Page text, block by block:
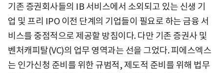
기존 증권회사들의 IB 서비스에서 소외되고 있는 신생 기
업 및 프리 IPO 이전 단계의 기업들이 필요로 하는 금융 서
비스를 중점적으로 제공할 방침이다. 다만 기존 증권사 및
벤처캐피탈(VC)의 업무 영역과는 선을 그었다. 피에스엑스
는 인가신청 준비를 위한 규범적, 제도적 준비를 위해 법무